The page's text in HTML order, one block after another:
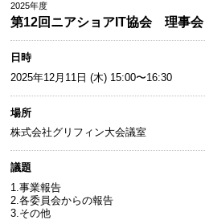
2025年度
第12回ニアショアIT協会 理事会
日時
2025年12月11日 (木) 15:00〜16:30
場所
株式会社グリフィン大会議室
議題
1.事業報告
2.各委員会からの報告
3.その他